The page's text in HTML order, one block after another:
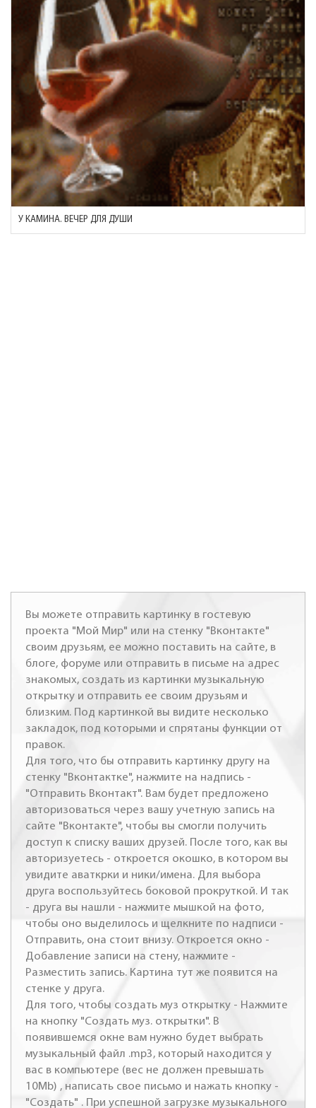
У КАМИНА. ВЕЧЕР ДЛЯ ДУШИ
Вы можете отправить картинку в гостевую
проекта "Мой Мир" или на стенку "Вконтакте"
своим друзьям, ее можно поставить на сайте, в
блоге, форуме или отправить в письме на адрес
знакомых, создать из картинки музыкальную
открытку и отправить ее своим друзьям и
близким. Под картинкой вы видите несколько
закладок, под которыми и спрятаны функции от
правок.
Для того, что бы отправить картинку другу на
стенку "Вконтактке", нажмите на надпись -
"Отправить Вконтакт". Вам будет предложено
авторизоваться через вашу учетную запись на
сайте "Вконтакте", чтобы вы смогли получить
доступ к списку ваших друзей. После того, как вы
авторизуетесь - откроется окошко, в котором вы
увидите аваткрки и ники/имена. Для выбора
друга воспользуйтесь боковой прокруткой. И так
- друга вы нашли - нажмите мышкой на фото,
чтобы оно выделилось и щелкните по надписи -
Отправить, она стоит внизу. Откроется окно -
Добавление записи на стену, нажмите -
Разместить запись. Картина тут же появится на
стенке у друга.
Для того, чтобы создать муз открытку - Нажмите
на кнопку "Создать муз. открытки". В
появившемся окне вам нужно будет выбрать
музыкальный файл .mp3, который находится у
вас в компьютере (вес не должен превышать
10Mb) , написать свое письмо и нажать кнопку -
"Создать" . При успешной загрузке музыкального